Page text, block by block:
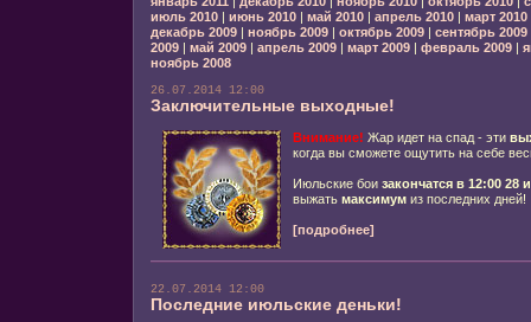
июль 2010| июнь 2010| май 2010| апрель 2010| март 2010
декабрь 2009| ноябрь 2009| октябрь 2009| сентябрь 2009
2009| май 2009| апрель 2009| март 2009| февраль 2009|
ноябрь 2008
26.07.2014 12:00
Заключительные выходные!
Внимание! Жар идет на спад - эти
когда вы сможете ощутить на себе
Июльские бои закончатся в 12:00 28
выжать максимумиз последних дней!
[подробнее]
22.07.2014 12:00
Последние июльские деньки!